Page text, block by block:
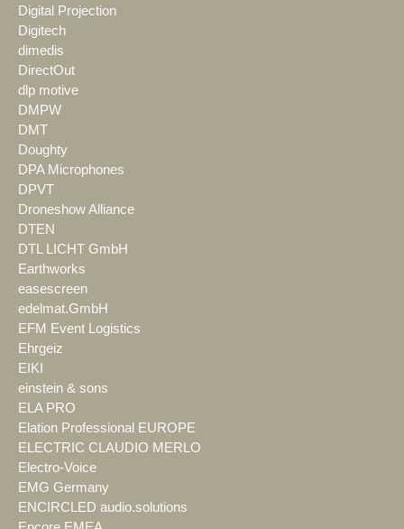
Digital Projection
Digitech
dimedis
DirectOut
dlp motive
DMPW
DMT
Doughty
DPA Microphones
DPVT
Droneshow Alliance
DTEN
DTL LICHT GmbH
Earthworks
easescreen
edelmat.GmbH
EFM Event Logistics
Ehrgeiz
EIKI
einstein & sons
ELA PRO
Elation Professional EUROPE
ELECTRIC CLAUDIO MERLO
Electro-Voice
EMG Germany
ENCIRCLED audio.solutions